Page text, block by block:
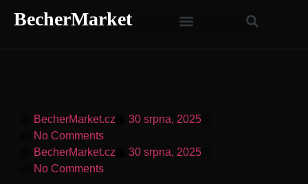
BecherMarket
BecherMarket.cz 30 srpna, 2025
No Comments
BecherMarket.cz
30 srpna, 2025
No Comments